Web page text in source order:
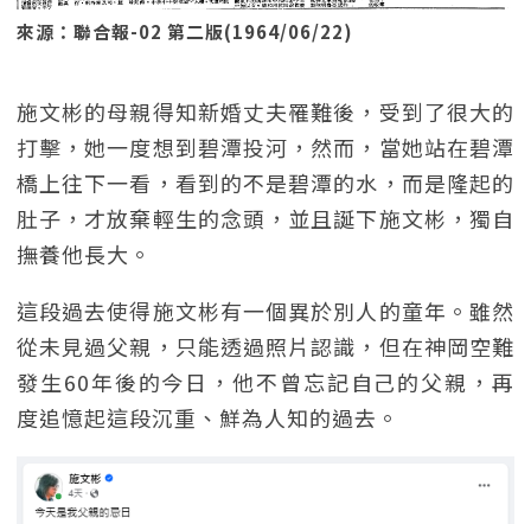
來源：聯合報-02 第二版(1964/06/22)
施文彬的母親得知新婚丈夫罹難後，受到了很大的
打擊，她一度想到碧潭投河，然而，當她站在碧潭
橋上往下一看，看到的不是碧潭的水，而是隆起的
肚子，才放棄輕生的念頭，並且誕下施文彬，獨自
撫養他長大。
這段過去使得施文彬有一個異於別人的童年。雖然
從未見過父親，只能透過照片認識，但在神岡空難
發生60年後的今日，他不曾忘記自己的父親，再
度追憶起這段沉重、鮮為人知的過去。